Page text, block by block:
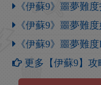
《伊蘇9》噩夢難
《伊蘇9》噩夢難
《伊蘇9》噩夢難
更多【伊蘇9】攻